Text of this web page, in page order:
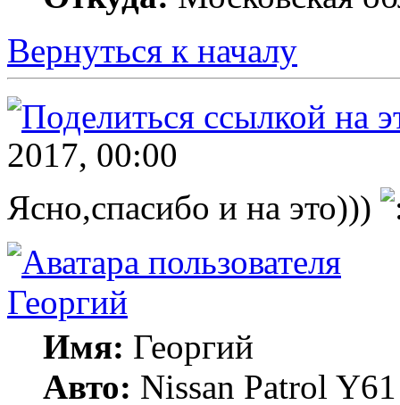
Вернуться к началу
2017, 00:00
Ясно,спасибо и на это)))
Георгий
Имя: Георгий
Авто: Nissan Patrol